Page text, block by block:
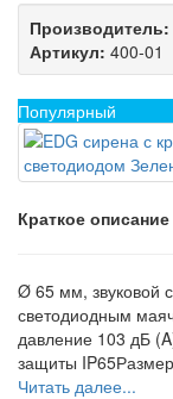
Производитель:
Артикул: 400-01
Популярный
Краткое описание
Ø 65 мм, звуковой
светодиодным
давление 103 дБ
защиты
Читать далее...